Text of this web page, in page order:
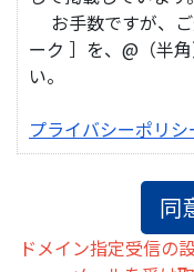
お手数ですが、
ーク ］を、@（半
い。
プライバシーポリシ
ドメイン指定受信の